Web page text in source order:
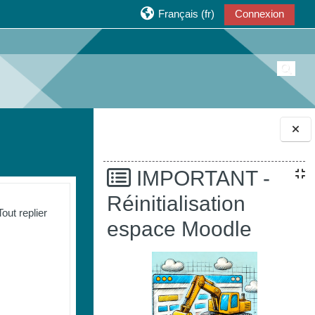
BlocsIMPORTANT -
Réinitialisation
espace Moodle
Français ‎(fr)‎ Connexion
replier